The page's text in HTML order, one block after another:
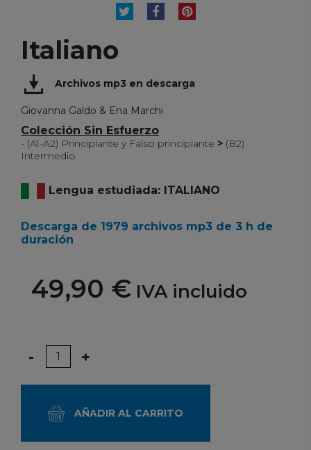
TUITEARCOMPARTIR
PINTEREST
Italiano
Archivos mp3 en descarga
Giovanna Galdo & Ena Marchi
Colección Sin Esfuerzo
- (A1-A2) Principiante y Falso principiante > (B2)
Intermedio
Lengua estudiada: ITALIANO
Descarga de 1979 archivos mp3 de 3 h de
duración
49,90 € IVA incluido
Cantidad
- +
AÑADIR AL CARRITO